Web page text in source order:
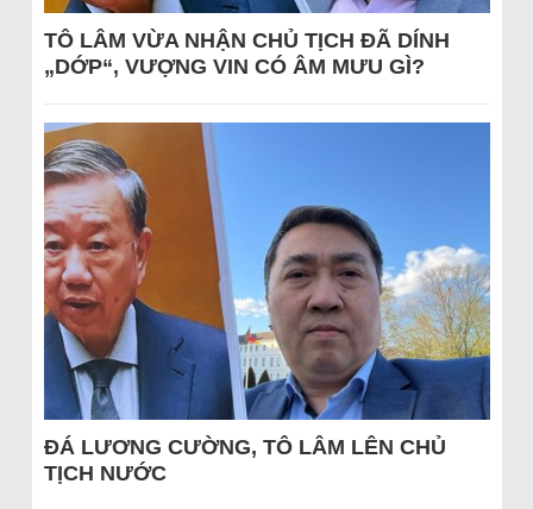
TÔ LÂM VỪA NHẬN CHỦ TỊCH ĐÃ DÍNH
„DỚP“, VƯỢNG VIN CÓ ÂM MƯU GÌ?
ĐÁ LƯƠNG CƯỜNG, TÔ LÂM LÊN CHỦ
TỊCH NƯỚC